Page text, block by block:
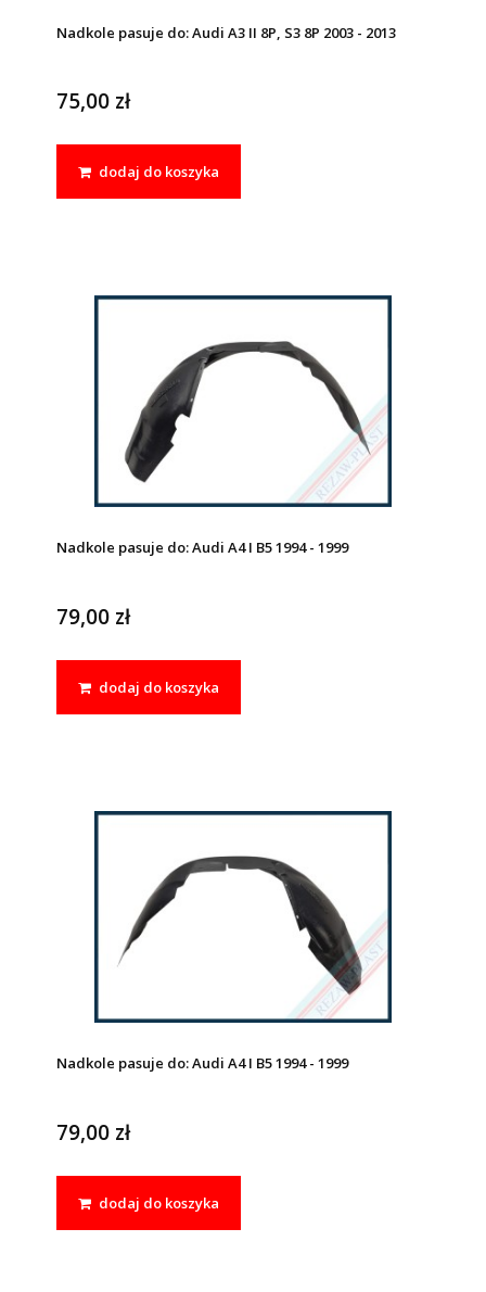
Nadkole pasuje do: Audi A3 II 8P, S3 8P 2003 - 2013
75,00 zł
dodaj do koszyka
Nadkole pasuje do: Audi A4 I B5 1994 - 1999
79,00 zł
dodaj do koszyka
Nadkole pasuje do: Audi A4 I B5 1994 - 1999
79,00 zł
dodaj do koszyka